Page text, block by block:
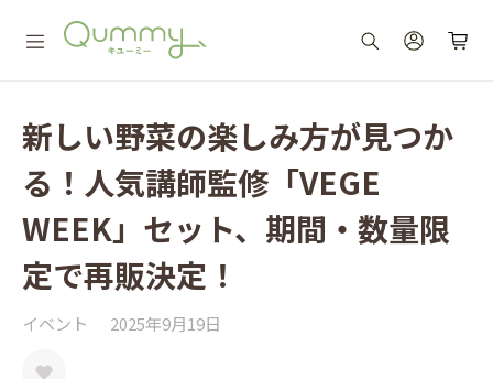
新しい野菜の楽しみ方が見つか
る！人気講師監修「VEGE
WEEK」セット、期間・数量限
定で再販決定！
イベント 2025年9月19日